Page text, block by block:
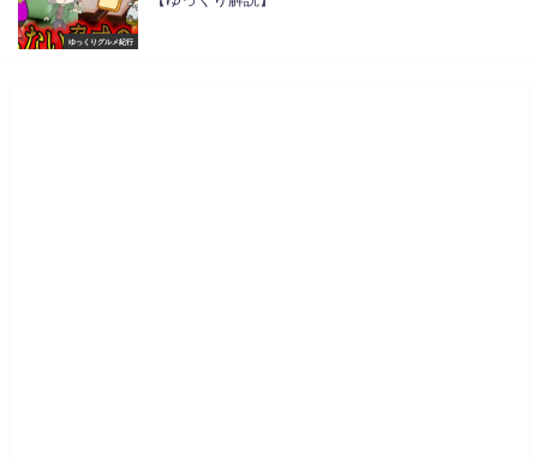
ゆっくりグルメ紀行